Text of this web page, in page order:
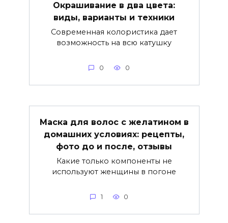
Окрашивание в два цвета:
виды, варианты и техники
Современная колористика дает
возможность на всю катушку
0 0
Маска для волос с желатином в
домашних условиях: рецепты,
фото до и после, отзывы
Какие только компоненты не
используют женщины в погоне
1 0